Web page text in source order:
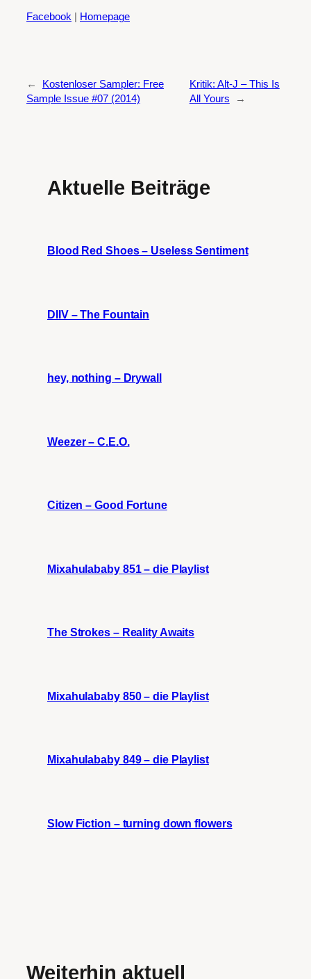
Facebook Homepage
←
Kostenloser Sampler: Free
Sample Issue #07 (2014)
Kritik: Alt-J – This Is
All Yours
→
Aktuelle Beiträge
Blood Red Shoes – Useless Sentiment
DIIV – The Fountain
hey, nothing – Drywall
Weezer – C.E.O.
Citizen – Good Fortune
Mixahulababy 851 – die Playlist
The Strokes – Reality Awaits
Mixahulababy 850 – die Playlist
Mixahulababy 849 – die Playlist
Slow Fiction – turning down flowers
Weiterhin aktuell